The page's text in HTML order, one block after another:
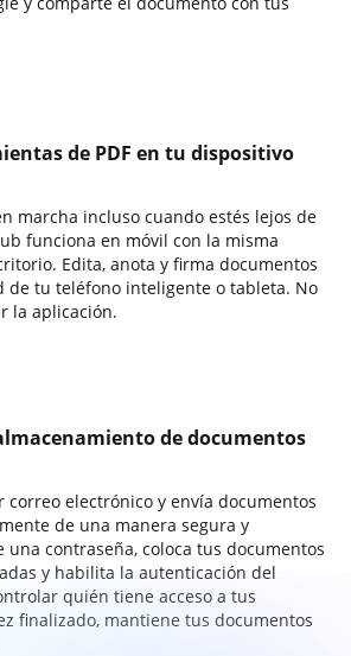
de PDF en tu dispositivo
marcha incluso cuando estés lejos de
funciona en móvil con la misma
Edita, anota y firma documentos
de tu teléfono inteligente o tableta. No
la aplicación.
de documentos
correo electrónico y envía documentos
de una manera segura y
una contraseña, coloca tus documentos
y habilita la autenticación del
quién tiene acceso a tus
finalizado, mantiene tus documentos